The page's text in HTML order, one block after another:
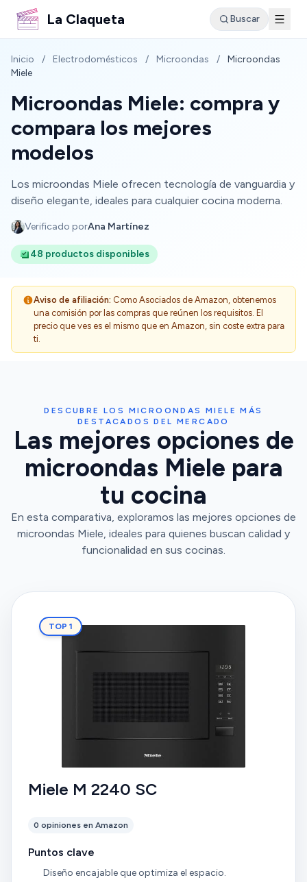
La Claqueta Buscar
Inicio / Electrodomésticos / Microondas /
Microondas
Miele
Microondas Miele: compra y
compara los mejores
modelos
Los microondas Miele ofrecen tecnología de vanguardia y
diseño elegante, ideales para cualquier cocina moderna.
Verificado porAna Martínez
48 productos disponibles
Aviso de afiliación: Como Asociados de Amazon, obtenemos
una comisión por las compras que reúnen los requisitos. El
precio que ves es el mismo que en Amazon, sin coste extra para
ti.
DESCUBRE LOS MICROONDAS MIELE MÁS
DESTACADOS DEL MERCADO
Las mejores opciones de
microondas Miele para
tu cocina
En esta comparativa, exploramos las mejores opciones de
microondas Miele, ideales para quienes buscan calidad y
funcionalidad en sus cocinas.
TOP 1
Miele M 2240 SC
0 opiniones en Amazon
Puntos clave
Diseño encajable que optimiza el espacio.